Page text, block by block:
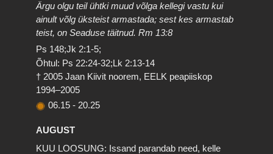
Ärgu olgu teil ühtki muud võlga kellegi vastu kui
ainult võlg üksteist armastada; sest kes armastab
teist, on Seaduse täitnud. Rm 13:8
Ps 148;Jk 2:1-5;
Õhtul: Ps 22:24-32;Lk 2:13-14
† 2005 Jaan Kiivit noorem, EELK peapiiskop
1994–2005
06.15 - 20.25
AUGUST
KUU LOOSUNG: Issand parandab need, kelle